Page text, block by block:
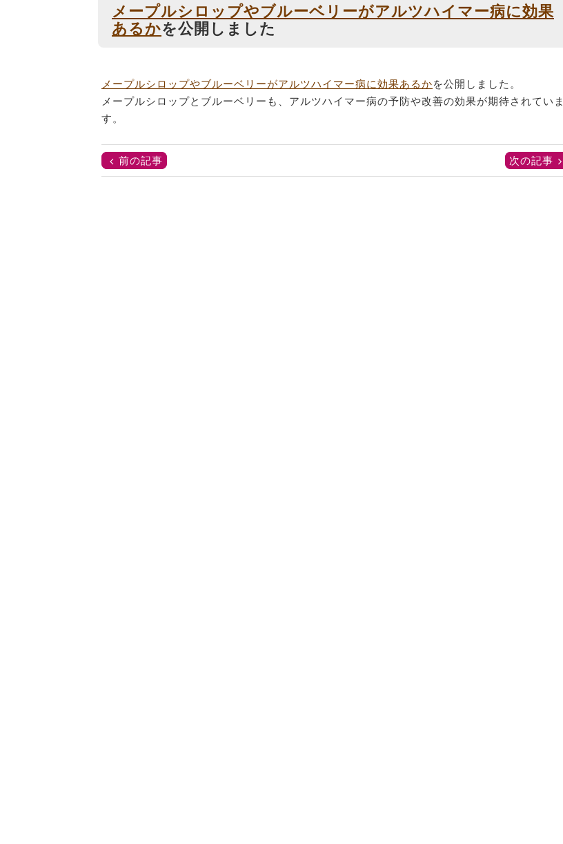
メープルシロップやブルーベリーがアルツハイマー病に効果
あるかを公開しました
メープルシロップやブルーベリーがアルツハイマー病に効果あるかを公開しました。
メープルシロップとブルーベリーも、アルツハイマー病の予防や改善の効果が期待されていま
す。
次の記事
前の記事